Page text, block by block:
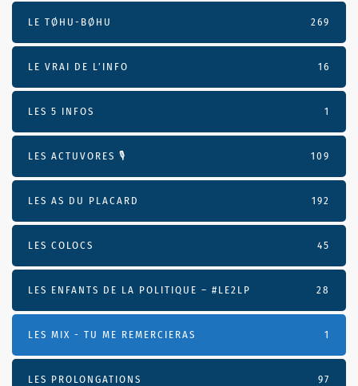
LE TØHU-BØHU 269
LE VRAI DE L’INFO 16
LES 5 INFOS 1
LES ACTUVORES 🎙 109
LES AS DU PLACARD 192
LES COLOCS 45
LES ENFANTS DE LA POLITIQUE – #LE2LP 28
LES MIX - TU ME REMERCIERAS 1
LES PROLONGATIONS 97